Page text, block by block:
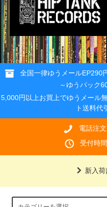
全国一律ゆうメールEP290
～ゆうパック
5,000円以上お買上でゆうメール
ト送料代
電話注
受付時
新入